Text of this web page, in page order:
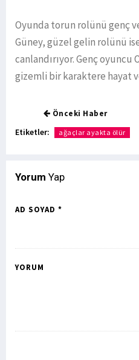
Oyunda torun rolünü genç
Güney, güzel gelin rolünü
canlandırıyor. Genç oyuncu
gizemli bir karaktere hayat
Önceki Haber
Etiketler: ağaçlar ayakta ölür
Yorum Yap
AD SOYAD *
YORUM